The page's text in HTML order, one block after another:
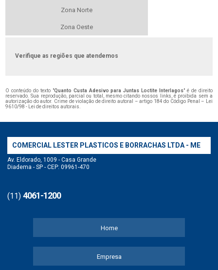
Zona Norte
Zona Oeste
Verifique as regiões que atendemos
O conteúdo do texto "Quanto Custa Adesivo para Juntas Loctite Interlagos" é de direito
reservado. Sua reprodução, parcial ou total, mesmo citando nossos links, é proibida sem a
autorização do autor. Crime de violação de direito autoral – artigo 184 do Código Penal –
Lei
9610/98 - Lei de direitos autorais
COMERCIAL LESTER PLASTICOS E BORRACHAS LTDA - ME
Av. Eldorado, 1009 - Casa Grande
Diadema - SP - CEP: 09961-470
(11) 4061-1200
Home
Empresa